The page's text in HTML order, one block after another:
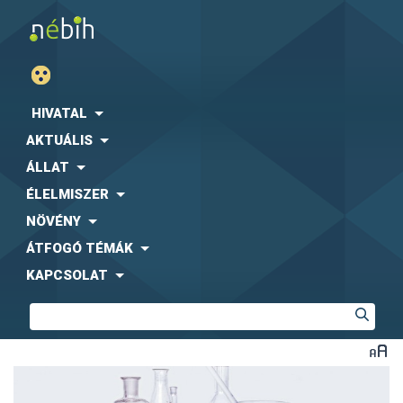
HIVATAL
AKTUÁLIS
ÁLLAT
ÉLELMISZER
NÖVÉNY
ÁTFOGÓ TÉMÁK
KAPCSOLAT